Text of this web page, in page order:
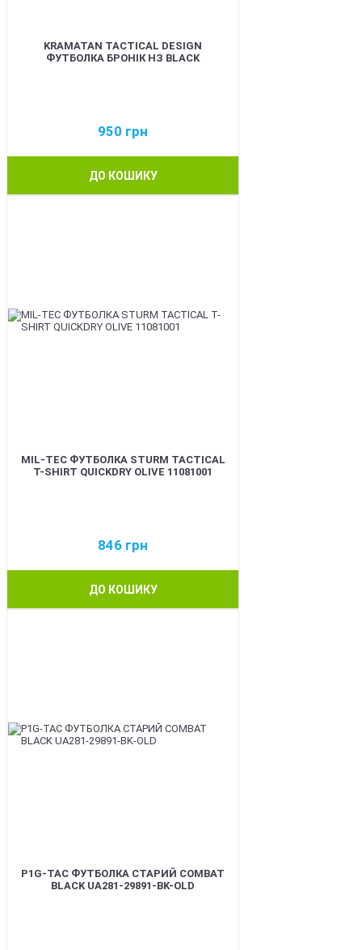
KRAMATAN TACTICAL DESIGN
ФУТБОЛКА БРОНІК НЗ BLACK
950 грн
ДО КОШИКУ
MIL-TEC ФУТБОЛКА STURM TACTICAL
T-SHIRT QUICKDRY OLIVE 11081001
846 грн
ДО КОШИКУ
P1G-TAC ФУТБОЛКА СТАРИЙ COMBAT
BLACK UA281-29891-BK-OLD